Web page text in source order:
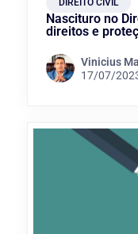
DIREITO CIVIL
Nascituro no
direitos e
Vinicius
17/07/